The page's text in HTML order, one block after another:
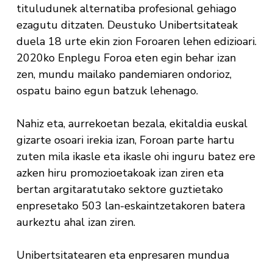
tituludunek alternatiba profesional gehiago
ezagutu ditzaten. Deustuko Unibertsitateak
duela 18 urte ekin zion Foroaren lehen edizioari.
2020ko Enplegu Foroa eten egin behar izan
zen, mundu mailako pandemiaren ondorioz,
ospatu baino egun batzuk lehenago.
Nahiz eta, aurrekoetan bezala, ekitaldia euskal
gizarte osoari irekia izan, Foroan parte hartu
zuten mila ikasle eta ikasle ohi inguru batez ere
azken hiru promozioetakoak izan ziren eta
bertan argitaratutako sektore guztietako
enpresetako 503 lan-eskaintzetakoren batera
aurkeztu ahal izan ziren.
Unibertsitatearen eta enpresaren mundua